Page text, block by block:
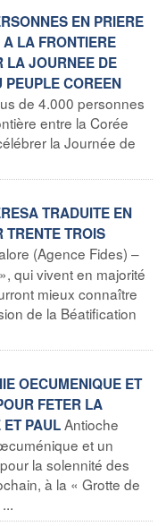
EN PRIERE
LA FRONTIERE
LA JOURNEE DE
PEUPLE COREEN
de 4.000 personnes
entre la Corée
la Journée de
TRADUITE EN
TRENTE TROIS
(Agence Fides) –
qui vivent en majorité
mieux connaître
de la Béatification
OECUMENIQUE ET
FETER LA
ET PAULAntioche
et un
la solennité des
à la « Grotte de